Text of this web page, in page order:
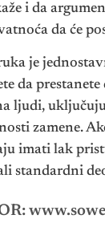
i da
da će
je
da
ljudi,
zamene.
imati lak
standardni